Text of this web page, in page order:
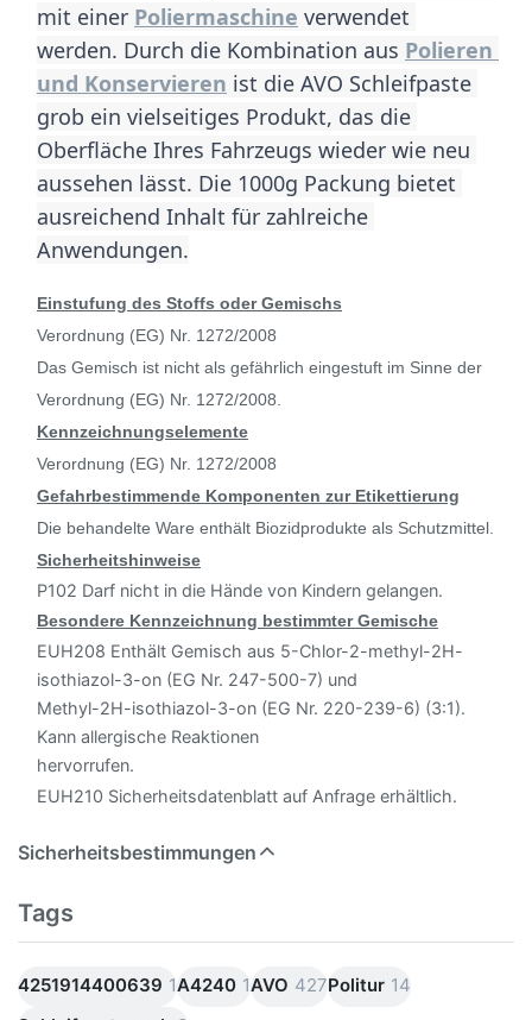
mit einer Poliermaschine verwendet
werden. Durch die Kombination aus Polieren
und Konservieren ist die AVO Schleifpaste
grob ein vielseitiges Produkt, das die
Oberfläche Ihres Fahrzeugs wieder wie neu
aussehen lässt. Die 1000g Packung bietet
ausreichend Inhalt für zahlreiche
Anwendungen.
Einstufung des Stoffs oder Gemischs
Verordnung (EG) Nr. 1272/2008
Das Gemisch ist nicht als gefährlich eingestuft im Sinne der
Verordnung (EG) Nr. 1272/2008.
Kennzeichnungselemente
Verordnung (EG) Nr. 1272/2008
Gefahrbestimmende Komponenten zur Etikettierung
Die behandelte Ware enthält Biozidprodukte als Schutzmittel.
Sicherheitshinweise
P102 Darf nicht in die Hände von Kindern gelangen.
Besondere Kennzeichnung bestimmter Gemische
EUH208 Enthält Gemisch aus 5-Chlor-2-methyl-2H-
isothiazol-3-on (EG Nr. 247-500-7) und
Methyl-2H-isothiazol-3-on (EG Nr. 220-239-6) (3:1).
Kann allergische Reaktionen
hervorrufen.
EUH210 Sicherheitsdatenblatt auf Anfrage erhältlich.
Sicherheitsbestimmungen
Tags
4251914400639 1A4240 1AVO 427Politur 14